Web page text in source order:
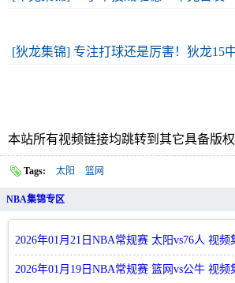
[狄龙集锦] 专注打球还是厉害！狄龙15
本站所有视频链接均跳转到其它具备版
Tags: 太阳 篮网
NBA集锦专区
2026年01月21日NBA常规赛 太阳vs76人 视频
2026年01月19日NBA常规赛 篮网vs公牛 视频